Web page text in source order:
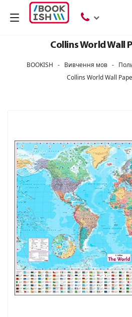
Collins World Wall
BOOKISH - Вивчення мов -
Collins World Wall